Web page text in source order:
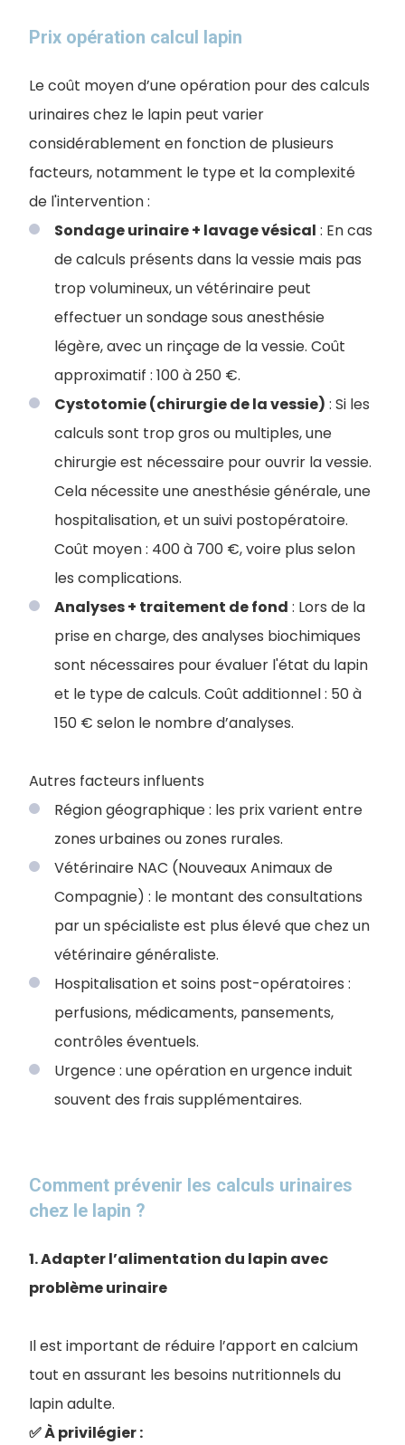
Prix opération calcul lapin
Le coût moyen d’une opération pour des calculs
urinaires chez le lapin peut varier
considérablement en fonction de plusieurs
facteurs, notamment le type et la complexité
de l'intervention :
Sondage urinaire + lavage vésical : En cas
de calculs présents dans la vessie mais pas
trop volumineux, un vétérinaire peut
effectuer un sondage sous anesthésie
légère, avec un rinçage de la vessie. Coût
approximatif : 100 à 250 €.
Cystotomie (chirurgie de la vessie) : Si les
calculs sont trop gros ou multiples, une
chirurgie est nécessaire pour ouvrir la vessie.
Cela nécessite une anesthésie générale, une
hospitalisation, et un suivi postopératoire.
Coût moyen : 400 à 700 €, voire plus selon
les complications.
Analyses + traitement de fond : Lors de la
prise en charge, des analyses biochimiques
sont nécessaires pour évaluer l'état du lapin
et le type de calculs. Coût additionnel : 50 à
150 € selon le nombre d’analyses.
Autres facteurs influents
Région géographique : les prix varient entre
zones urbaines ou zones rurales.
Vétérinaire NAC (Nouveaux Animaux de
Compagnie) : le montant des consultations
par un spécialiste est plus élevé que chez un
vétérinaire généraliste.
Hospitalisation et soins post-opératoires :
perfusions, médicaments, pansements,
contrôles éventuels.
Urgence : une opération en urgence induit
souvent des frais supplémentaires.
Comment prévenir les calculs urinaires
chez le lapin ?
1. Adapter l’​alimentation du lapin avec
problème urinaire
Il est important de réduire l’apport en calcium
tout en assurant les besoins nutritionnels du
lapin adulte.
✅ À privilégier :